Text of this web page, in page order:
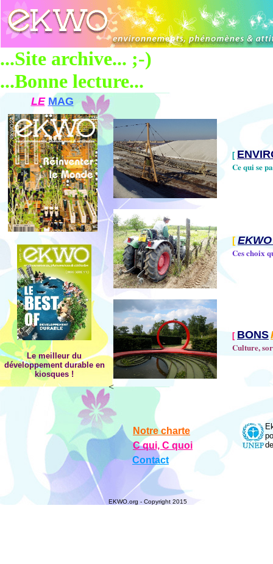
...Site archive... ;-)
...Bonne lecture...
LE MAG
Le meilleur du
développement durable en
kiosques !
[
Ce qui se
[EKWO
Ces choix
[ BONS
Culture,
<
Notre charte
C qui, C quoi
Contact
EKWO.org - Copyright 2015